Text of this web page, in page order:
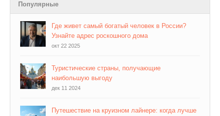
Популярные
Где живет самый богатый человек в России?
Узнайте адрес роскошного дома
окт 22 2025
Туристические страны, получающие
наибольшую выгоду
дек 11 2024
Путешествие на круизном лайнере: когда лучше